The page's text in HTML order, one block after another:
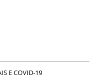
E COVID-19